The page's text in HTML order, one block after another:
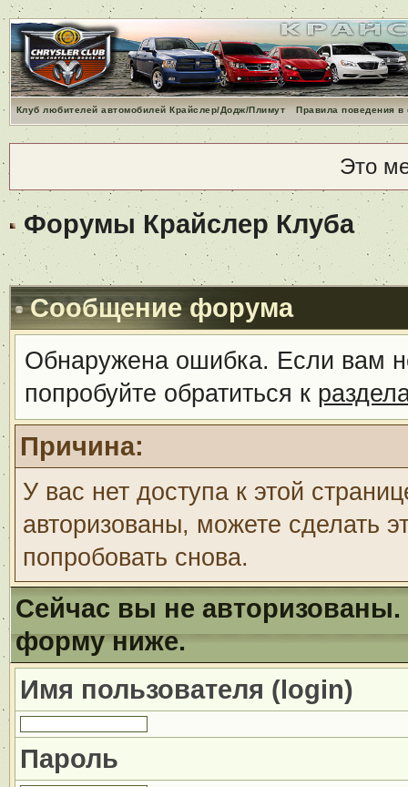
Клуб любителей автомобилей Крайслер/Додж/Плимут Правила поведения
Это
Форумы Крайслер Клуба
Сообщение форума
Обнаружена ошибка. Если вам
попробуйте обратиться к
Причина:
У вас нет доступа к этой
авторизованы, можете сделать
попробовать снова.
Сейчас вы не авторизованы.
форму ниже.
Имя пользователя (login)
Пароль